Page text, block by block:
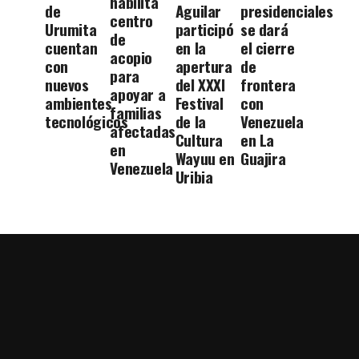
de
Urumita
cuentan
con
nuevos
ambientes
tecnológicos
centro
de
acopio
para
apoyar a
familias
afectadas
en
Venezuela
Aguilar
participó
en la
apertura
del XXXI
Festival
de la
Cultura
Wayuu en
Uribia
presidenciales
se dará
el cierre
de
frontera
con
Venezuela
en La
Guajira